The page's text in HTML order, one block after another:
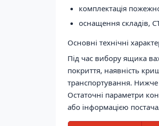
комплектація
оснащення складів,
Основні технічні
Під час вибору ящика
покриття, наявність
транспортування. Нижче
Остаточні параметри
або інформацією